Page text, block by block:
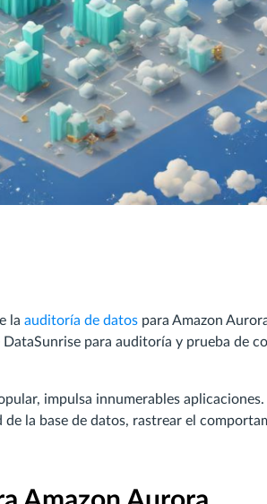
la auditoría de datos para Amazon
para auditoría y prueba de
impulsa innumerables
la base de datos, rastrear el